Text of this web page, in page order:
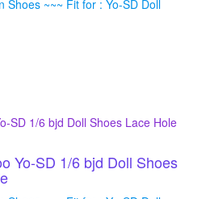
Shoes ~~~ Fit for : Yo-SD Doll
Yo-SD 1/6 bjd Doll Shoes